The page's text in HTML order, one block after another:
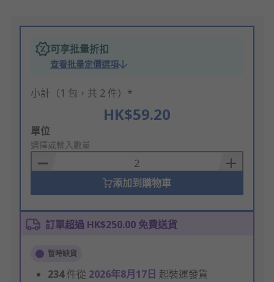
可享批量折扣
查看批量定價選項
小計（1 包，共 2 件）*
HK$59.20
Add
to
Basket
單位
選擇或輸入數量
添加到購物車
訂單超過 HK$250.00 免費送貨
暫時缺貨
234件從 2026年8月17日 起裝運發貨